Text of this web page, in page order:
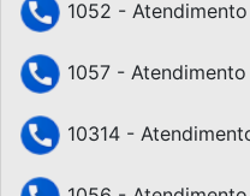
1052 -
1057 -
10314 -